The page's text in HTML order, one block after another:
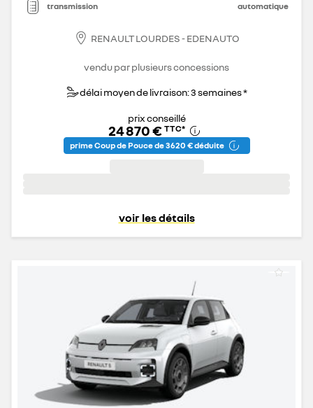
transmission automatique
RENAULT LOURDES - EDENAUTO
vendu par plusieurs concessions
délai moyen de livraison: 3 semaines *
prix conseillé
24 870 € TTC*
prime Coup de Pouce de 3 620 € déduite
voir les détails